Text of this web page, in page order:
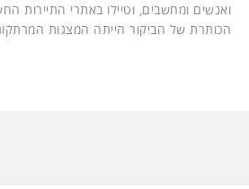
ואנשים ומחשבים, וטיילו באתרי התיירות
הכותרת של הביקור הייתה המצגות